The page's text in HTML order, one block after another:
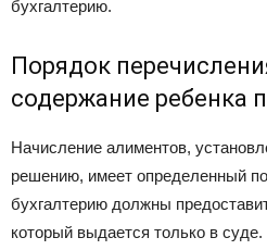
бухгалтерию.
Порядок
содержание ребенка
Начисление алиментов,
решению, имеет определенный
бухгалтерию должны
который выдается только в суде.